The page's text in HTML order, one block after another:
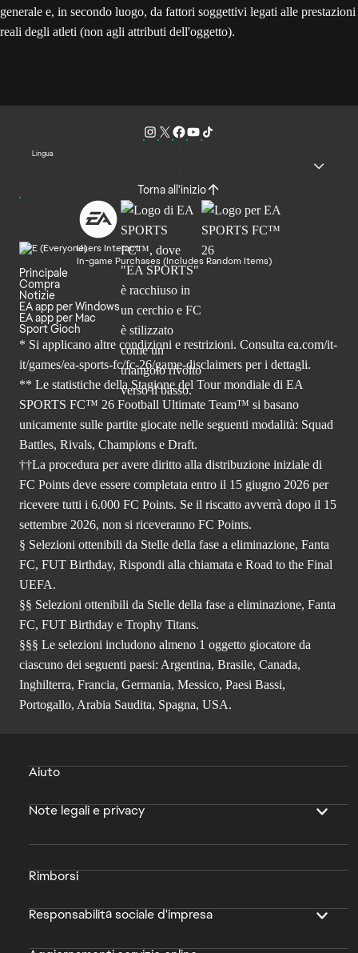
generale e, in secondo luogo, da fattori soggettivi legati alle prestazioni
reali degli atleti (non agli attributi dell'oggetto).
Lingua
Torna all'inizio
Users Interact
In-game Purchases (Includes Random Items)
Principale
Compra
Notizie
EA app per Windows
EA app per Mac
Sport Gioch
* Si applicano altre condizioni e restrizioni. Consulta ea.com/it-
it/games/ea-sports-fc/fc-26/game-disclaimers per i dettagli.
** Le statistiche della Stagione del Tour mondiale di EA
SPORTS FC™ 26 Football Ultimate Team™ si basano
unicamente sulle partite giocate nelle seguenti modalità: Squad
Battles, Rivals, Champions e Draft.
††La procedura per avere diritto alla distribuzione iniziale di
FC Points deve essere completata entro il 15 giugno 2026 per
ricevere tutti i 6.000 FC Points. Se il riscatto avverrà dopo il 15
settembre 2026, non si riceveranno FC Points.
§ Selezioni ottenibili da Stelle della fase a eliminazione, Fanta
FC, FUT Birthday, Rispondi alla chiamata e Road to the Final
UEFA.
§§ Selezioni ottenibili da Stelle della fase a eliminazione, Fanta
FC, FUT Birthday e Trophy Titans.
§§§ Le selezioni includono almeno 1 oggetto giocatore da
ciascuno dei seguenti paesi: Argentina, Brasile, Canada,
Inghilterra, Francia, Germania, Messico, Paesi Bassi,
Portogallo, Arabia Saudita, Spagna, USA.
Aiuto
Note legali e privacy
Rimborsi
Responsabilità sociale d'impresa